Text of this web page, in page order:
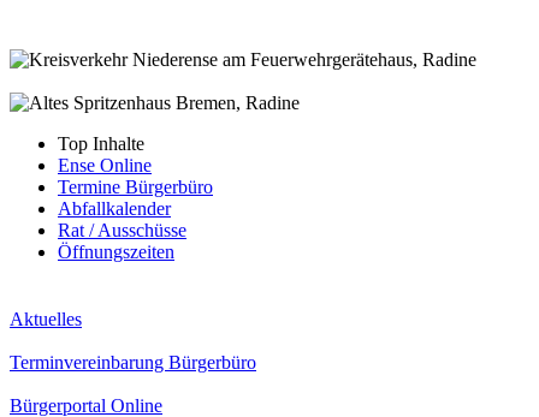
Top Inhalte
Ense Online
Termine Bürgerbüro
Abfallkalender
Rat / Ausschüsse
Öffnungszeiten
Aktuelles
Terminvereinbarung Bürgerbüro
Bürgerportal Online